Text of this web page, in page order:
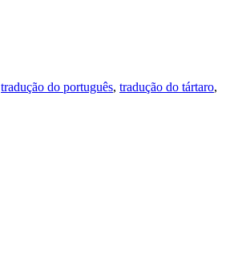
tradução do português, tradução do tártaro,